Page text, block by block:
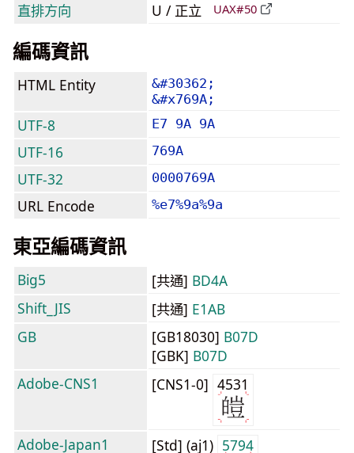
直排方向 U / 正立 UAX#50
編碼資訊
HTML Entity
&#30362;
&#x769A;
UTF-8 E7 9A 9A
UTF-16 769A
UTF-32 0000769A
URL Encode %e7%9a%9a
東亞編碼資訊
Big5 [共通] BD4A
Shift_JIS
[共通] E1AB
GB
[GB18030] B07D
[GBK] B07D
Adobe-CNS1
[CNS1-0] 4531
Adobe-Japan1 [Std] (aj1) 5794